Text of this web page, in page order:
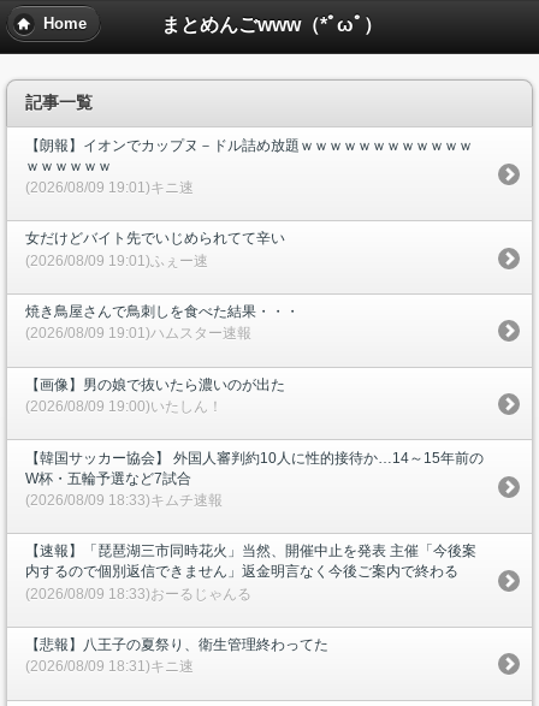
まとめんごwww（*ﾟωﾟ）
Home
記事一覧
【朗報】イオンでカップヌ－ドル詰め放題ｗｗｗｗｗｗｗｗｗｗｗｗ
ｗｗｗｗｗｗ
(2026/08/09 19:01)キニ速
女だけどバイト先でいじめられてて辛い
(2026/08/09 19:01)ふぇー速
焼き鳥屋さんで鳥刺しを食べた結果・・・
(2026/08/09 19:01)ハムスター速報
【画像】男の娘で抜いたら濃いのが出た
(2026/08/09 19:00)いたしん！
【韓国サッカー協会】 外国人審判約10人に性的接待か…14～15年前の
W杯・五輪予選など7試合
(2026/08/09 18:33)キムチ速報
【速報】「琵琶湖三市同時花火」当然、開催中止を発表 主催「今後案
内するので個別返信できません」返金明言なく今後ご案内で終わる
(2026/08/09 18:33)おーるじゃんる
【悲報】八王子の夏祭り、衛生管理終わってた
(2026/08/09 18:31)キニ速